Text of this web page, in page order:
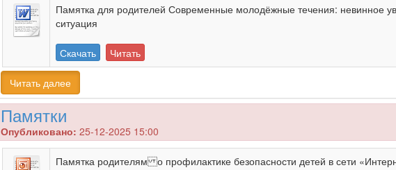
Памятка для родителей Современные молодёжные течения: невинное
ситуация
Скачать Читать
Читать далее
Памятки
Опубликовано: 25-12-2025 15:00
Памятка родителям о профилактике безопасности детей в сети